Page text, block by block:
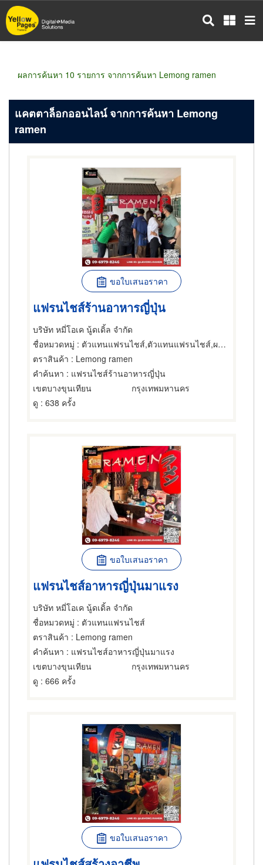
ข้าม
ไป
ผลการค้นหา 10 รายการ จากการค้นหา Lemong ramen
แคตตาล็อกออนไลน์ จากการค้นหา Lemong
ramen
ขอใบเสนอราคา
แฟรนไชส์ร้านอาหารญี่ปุ่น
บริษัท หมี่โอเค นู้ดเดิ้ล จำกัด
ชื่อหมวดหมู่ : ตัวแทนแฟรนไชส์,ตัวแทนแฟรนไชส์,ผลิตภัณฑ์อาหารญี่ปุ่น
ตราสินค้า : Lemong ramen
คำค้นหา : แฟรนไชส์ร้านอาหารญี่ปุ่น
เขตบางขุนเทียน
กรุงเทพมหานคร
ดู : 638 ครั้ง
ขอใบเสนอราคา
แฟรนไชส์อาหารญี่ปุ่นมาแรง
บริษัท หมี่โอเค นู้ดเดิ้ล จำกัด
ชื่อหมวดหมู่ : ตัวแทนแฟรนไชส์
ตราสินค้า : Lemong ramen
คำค้นหา : แฟรนไชส์อาหารญี่ปุ่นมาแรง
เขตบางขุนเทียน
กรุงเทพมหานคร
ดู : 666 ครั้ง
ขอใบเสนอราคา